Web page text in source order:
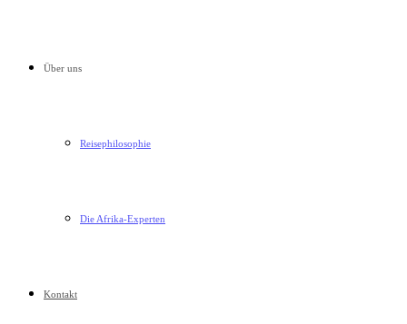
Über uns
Reisephilosophie
Die Afrika-Experten
Kontakt